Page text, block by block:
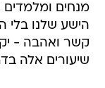
מנחים ומלמדים
הישע שלנו בלי
קשר ואהבה -
שיעורים אלה